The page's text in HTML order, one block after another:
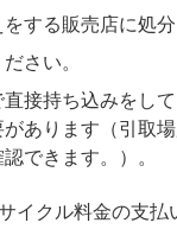
する販売店に処分
さい。
接持ち込みをし
あります（引取
できます。）。
クル料金の支払